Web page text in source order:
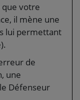
que votre
il mène une
lui permettant
de
une
Défenseur